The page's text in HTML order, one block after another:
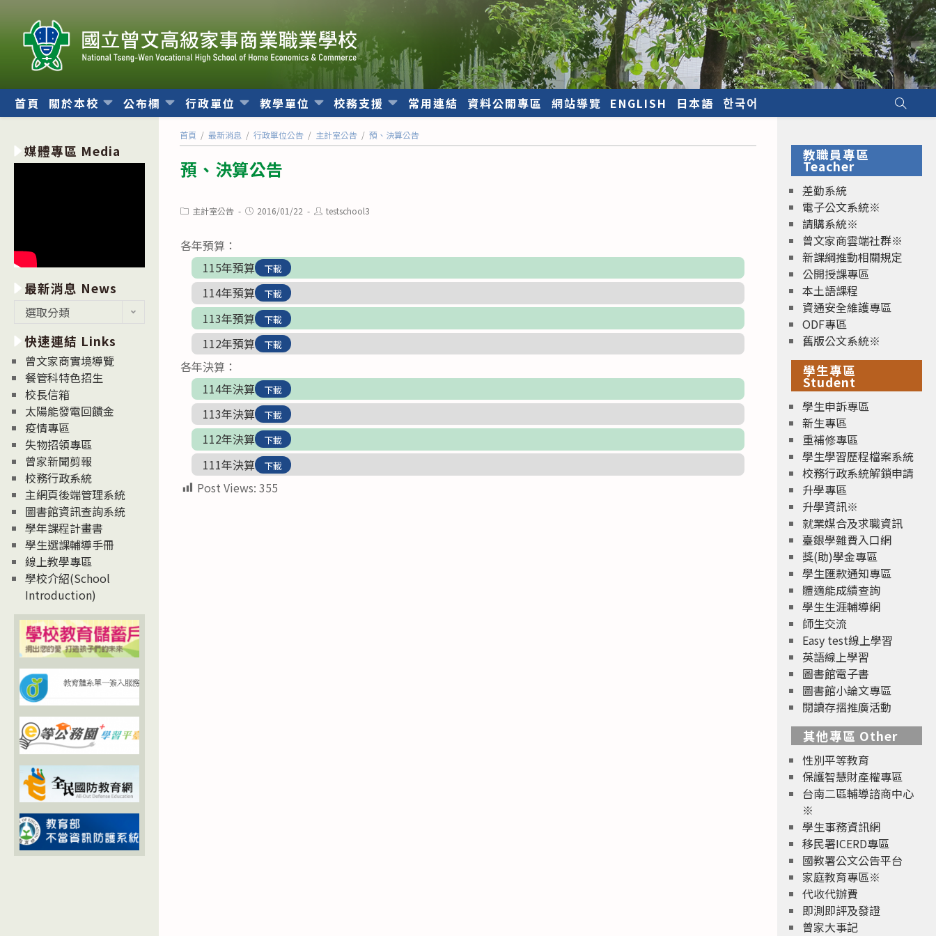
內
首頁 關於本校 公布欄 行政單位 教學單位 校務支援 常用連結 資料公開專區 網站導覽 ENGLISH 日本語 한국어
首頁 / 最新消息 / 行政單位公告 / 主計室公告 / 預、決算公告
預、決算公告
Post主計室公告
Post2016/01/22
Posttestschool3
各年預算：
115年預算
下載
114年預算 下載
113年預算 下載
112年預算 下載
各年決算：
114年決算
下載
113年決算 下載
112年決算 下載
111年決算 下載
Post Views: 355
媒體專區 Media
最新消息 News
消
息
News
選取分類
快速連結 Links
曾文家商實境導覽
餐管科特色招生
校長信箱
太陽能發電回饋金
疫情專區
失物招領專區
曾家新聞剪報
校務行政系統
主網頁後端管理系統
圖書館資訊查詢系統
學年課程計畫書
學生選課輔導手冊
線上教學專區
學校介紹(School
Introduction)
教職員專區
Teacher
差勤系統
電子公文系統※
請購系統※
曾文家商雲端社群※
新課綱推動相關規定
公開授課專區
本土語課程
資通安全維護專區
ODF專區
舊版公文系統※
學生專區
Student
學生申訴專區
新生專區
重補修專區
學生學習歷程檔案系統
校務行政系統解鎖申請
升學專區
升學資訊※
就業媒合及求職資訊
臺銀學雜費入口網
獎(助)學金專區
學生匯款通知專區
體適能成績查詢
學生生涯輔導網
師生交流
Easy test線上學習
英語線上學習
圖書館電子書
圖書館小論文專區
閱讀存摺推廣活動
其他專區 Other
性別平等教育
保護智慧財產權專區
台南二區輔導諮商中心
※
學生事務資訊網
移民署ICERD專區
國教署公文公告平台
家庭教育專區※
代收代辦費
即測即評及發證
曾家大事記